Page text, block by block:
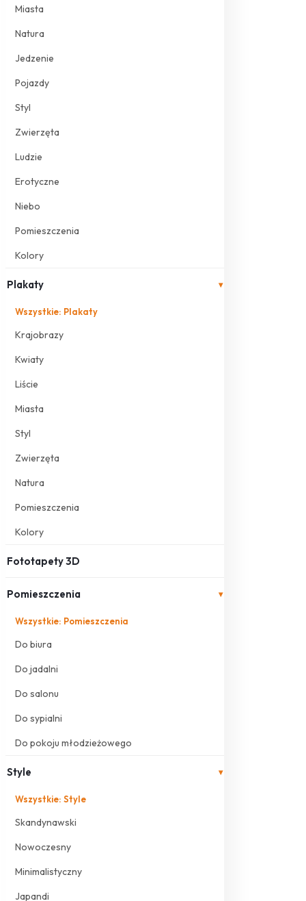
Miasta
Natura
Jedzenie
Pojazdy
Styl
Zwierzęta
Ludzie
Erotyczne
Niebo
Pomieszczenia
Kolory
Plakaty ▾
Wszystkie: Plakaty
Krajobrazy
Kwiaty
Liście
Miasta
Styl
Zwierzęta
Natura
Pomieszczenia
Kolory
Fototapety 3D
Pomieszczenia ▾
Wszystkie: Pomieszczenia
Do biura
Do jadalni
Do salonu
Do sypialni
Do pokoju młodzieżowego
Style ▾
Wszystkie: Style
Skandynawski
Nowoczesny
Minimalistyczny
Japandi